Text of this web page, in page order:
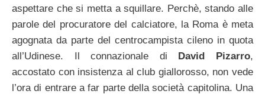
aspettare che si metta a squillare. Perchè, stando alle
parole del procuratore del calciatore, la Roma è meta
agognata da parte del centrocampista cileno in quota
all’Udinese. Il connazionale di David Pizarro,
accostato con insistenza al club giallorosso, non vede
l’ora di entrare a far parte della società capitolina. Una